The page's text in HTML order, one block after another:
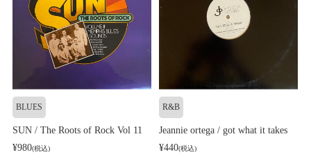
BLUES
SUN / The Roots of Rock Vol 11
¥980(税込)
R&B
Jeannie ortega / got what it takes
¥440(税込)